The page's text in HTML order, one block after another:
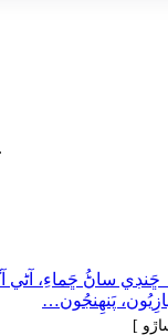
ڇَنڊي ساڻُ ڇَماءِ،
پَنھِنجُون…
]